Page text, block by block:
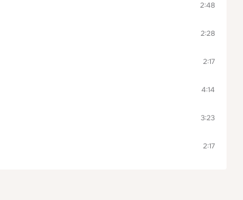
2:48
2:28
2:17
4:14
3:23
2:17